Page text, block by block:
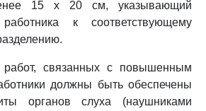
15 x 20 см, указывающий
работника к соответствующему
связанных с повышенным
должны быть обеспечены
органов слуха (наушниками